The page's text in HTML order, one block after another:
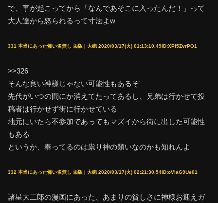
で、事が起こってから「なんであそこに入ったんだ！」って
大人達から怒られるって寸法よw
331 本当にあった怖い名無し 垢版 | 大砲 2020/03/17(火) 01:13:10.49ID:XPI5ZvrPO1
>>326
そんな良い神様じゃない可能性もあるぞ
先代がいつの間にか消えてたってあるし、兄弟は行かせて投
稿者は行かせず街に行かせている
地元にいたら不参加であってもマズイから街に出した可能性
もある
というか、奉ってるのは祟り神の類いなのかも知れんよ
332 本当にあった怖い名無し 垢版 | 大砲 2020/03/17(火) 02:21:30.54ID:oVlaG9Ue01
諸星大二郎の漫画にあった、あまりの貧しさに神様お迎えガ